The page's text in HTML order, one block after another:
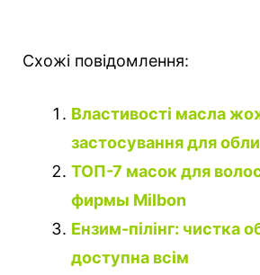
Схожі повідомлення:
Властивості масла
застосування для
ТОП-7 масок для
фирмы Milbon
Ензим-пілінг: чистка
доступна всім